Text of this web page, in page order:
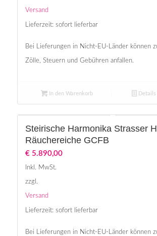
Versand
Lieferzeit: sofort lieferbar
Bei Lieferungen in Nicht-EU-Länder können
Zölle, Steuern und Gebühren anfallen.
In den Warenkorb Details
Steirische Harmonika Strasser
Räuchereiche GCFB
€5.890,00
Inkl. MwSt.
zzgl.
Versand
Lieferzeit: sofort lieferbar
Bei Lieferungen in Nicht-EU-Länder können